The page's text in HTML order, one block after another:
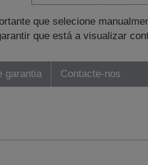
que selecione
que está a visualizar
garantia Contacte-nos